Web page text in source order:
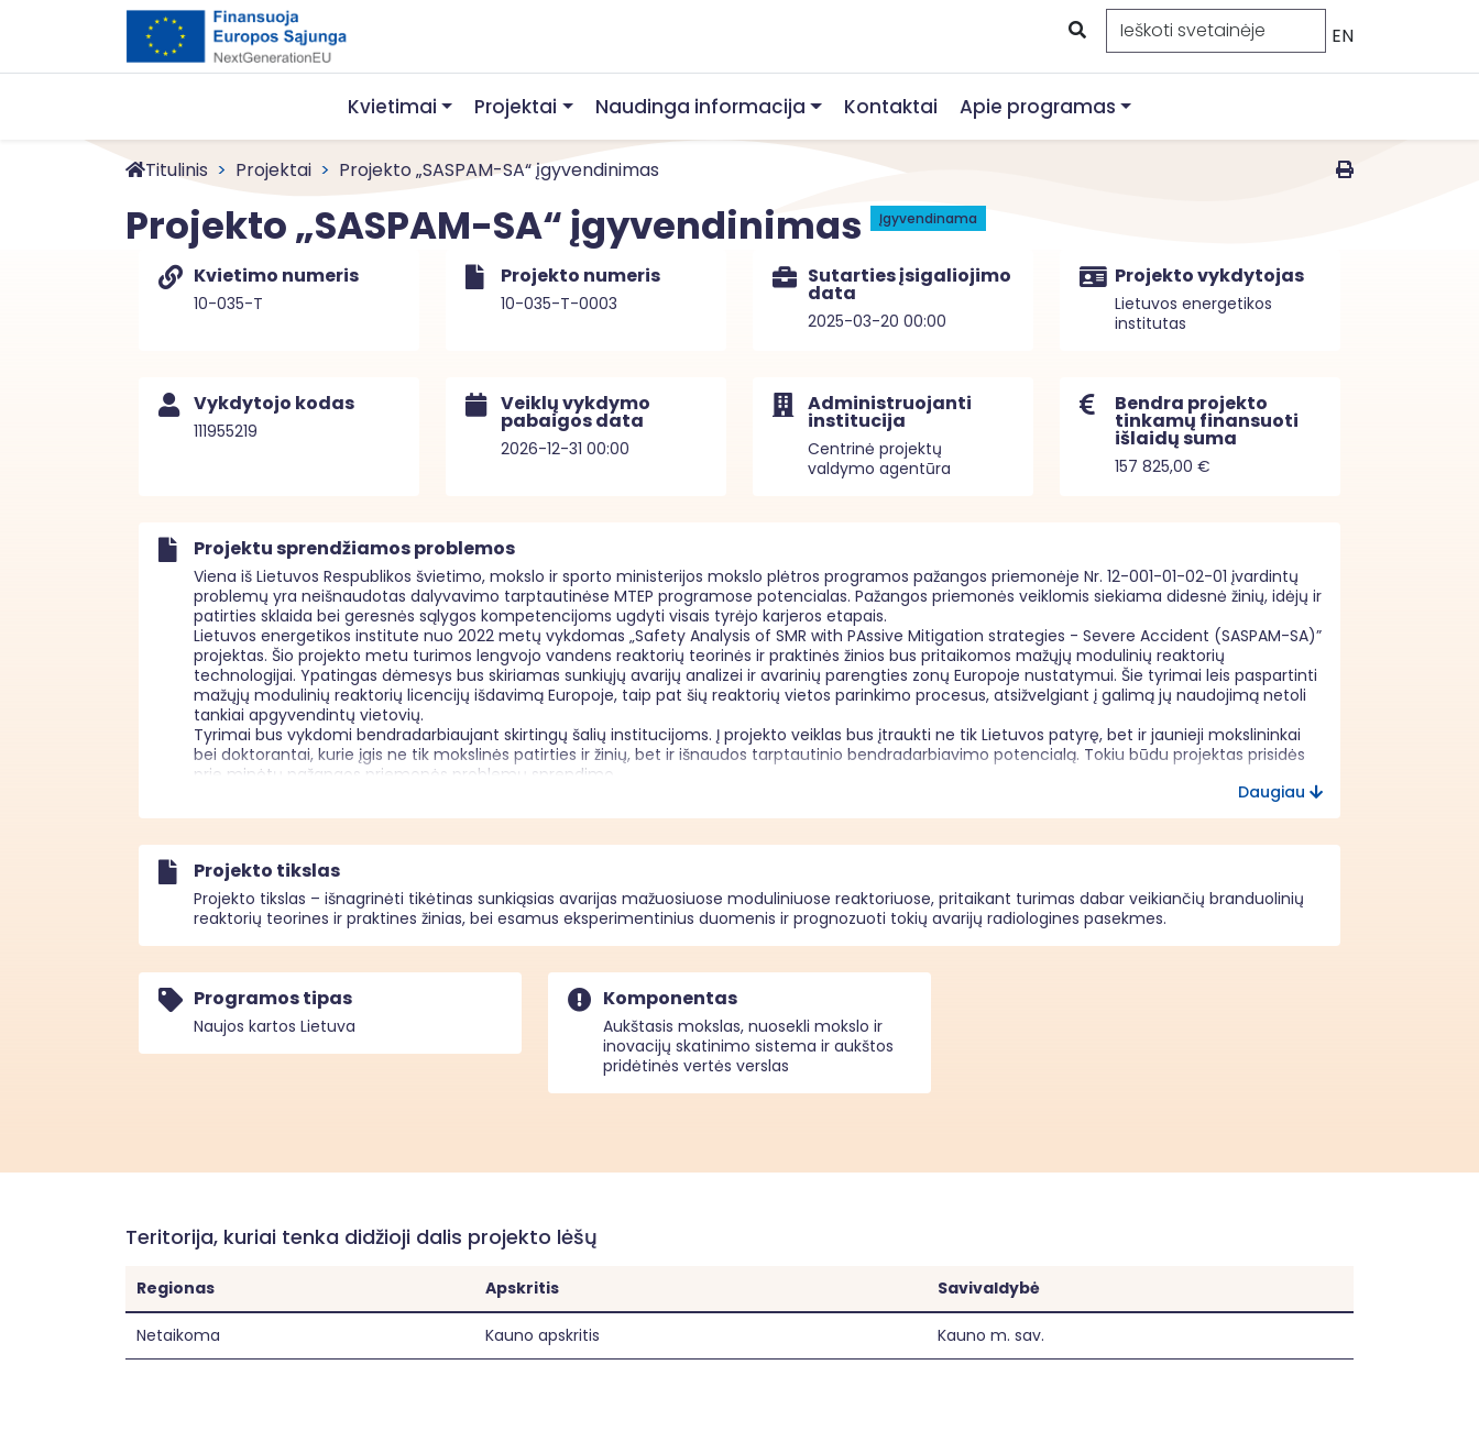
EN
Kvietimai Projektai Naudinga informacija Kontaktai Apie programas
Titulinis Projektai Projekto „SASPAM-SA“ įgyvendinimas
Projekto „SASPAM-SA“ įgyvendinimas Įgyvendinama
Kvietimo numeris
10-035-T
Projekto numeris
10-035-T-0003
Sutarties įsigaliojimo
data
2025-03-20 00:00
Projekto vykdytojas
Lietuvos energetikos
institutas
Vykdytojo kodas
111955219
Veiklų vykdymo
pabaigos data
2026-12-31 00:00
Administruojanti
institucija
Centrinė projektų
valdymo agentūra
Bendra projekto
tinkamų finansuoti
išlaidų suma
157 825,00 €
Projektu sprendžiamos problemos
Viena iš Lietuvos Respublikos švietimo, mokslo ir sporto ministerijos mokslo plėtros programos pažangos priemonėje Nr. 12-001-01-02-01 įvardintų
problemų yra neišnaudotas dalyvavimo tarptautinėse MTEP programose potencialas. Pažangos priemonės veiklomis siekiama didesnė žinių, idėjų ir
patirties sklaida bei geresnės sąlygos kompetencijoms ugdyti visais tyrėjo karjeros etapais.
Lietuvos energetikos institute nuo 2022 metų vykdomas „Safety Analysis of SMR with PAssive Mitigation strategies - Severe Accident (SASPAM-SA)”
projektas. Šio projekto metu turimos lengvojo vandens reaktorių teorinės ir praktinės žinios bus pritaikomos mažųjų modulinių reaktorių
technologijai. Ypatingas dėmesys bus skiriamas sunkiųjų avarijų analizei ir avarinių parengties zonų Europoje nustatymui. Šie tyrimai leis paspartinti
mažųjų modulinių reaktorių licencijų išdavimą Europoje, taip pat šių reaktorių vietos parinkimo procesus, atsižvelgiant į galimą jų naudojimą netoli
tankiai apgyvendintų vietovių.
Tyrimai bus vykdomi bendradarbiaujant skirtingų šalių institucijoms. Į projekto veiklas bus įtraukti ne tik Lietuvos patyrę, bet ir jaunieji mokslininkai
bei doktorantai, kurie įgis ne tik mokslinės patirties ir žinių, bet ir išnaudos tarptautinio bendradarbiavimo potencialą. Tokiu būdu projektas prisidės
prie minėtų pažangos priemonės problemų sprendimo.
“SASPAM-SA” projektas pagal savo pobūdį nepažeidžia horizontaliųjų principų ir neprieštarauja Jungtinių Tautų neįgaliųjų teisių konvencijos
nuostatoms.
priklausomybės, religijos ar kitų bruožų principams įgyvendinti. Projekte nenumatyta veiksmų, kurie turėtų neigiamą poveikį darnaus vystymosi
principui įgyvendinti ar veiksmų, kurie turėtų neigiamą poveikį inovatyvumo (kūrybingumo) principui įgyvendinti (finansuojama veikla netiesiogiai
prisideda prie šio principo įgyvendinimo, nes yra orientuota į mokslinių tyrimų ir eksperimentinės plėtros vystymą).
Projekto įgyvendinimo metu nenumatyta veiksmų, kurie pažeistų Jungtinių Tautų neįgaliųjų teisių konvencijos nuostatas.
Daugiau
Projekto tikslas
Projekto tikslas – išnagrinėti tikėtinas sunkiąsias avarijas mažuosiuose moduliniuose reaktoriuose, pritaikant turimas dabar veikiančių branduolinių
reaktorių teorines ir praktines žinias, bei esamus eksperimentinius duomenis ir prognozuoti tokių avarijų radiologines pasekmes.
Programos tipas
Naujos kartos Lietuva
Komponentas
Aukštasis mokslas, nuosekli mokslo ir
inovacijų skatinimo sistema ir aukštos
pridėtinės vertės verslas
Teritorija, kuriai tenka didžioji dalis projekto lėšų
Regionas Apskritis Savivaldybė
Netaikoma Kauno apskritis Kauno m. sav.